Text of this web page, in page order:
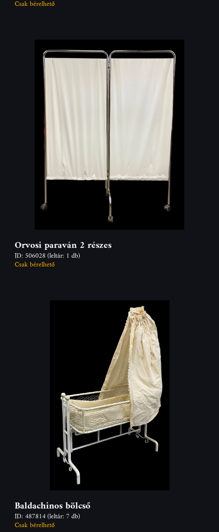
Csak bérelhető
Orvosi paraván 2 részes
ID: 506028(leltár: 1 db)
Csak bérelhető
Baldachinos bölcső
ID: 487814(leltár: 7 db)
Csak bérelhető